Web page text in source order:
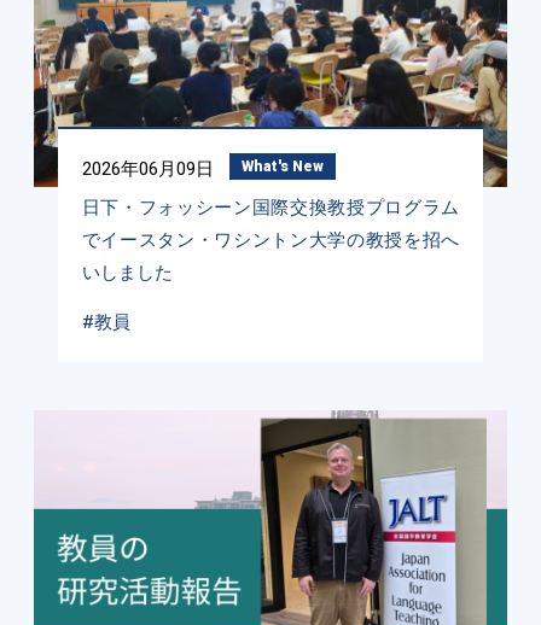
2026年06月09日 What's New
日下・フォッシーン国際交換教授プログラム
でイースタン・ワシントン大学の教授を招へ
いしました
#教員